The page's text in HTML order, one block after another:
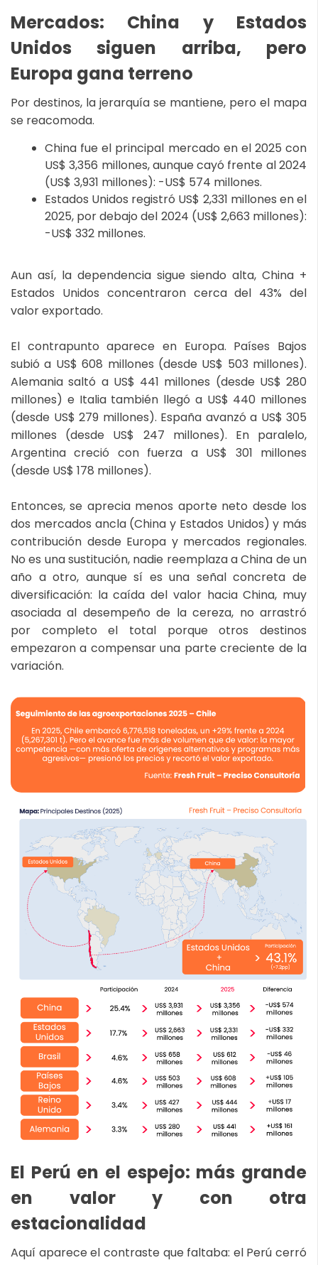
Mercados: China y Estados
Unidos siguen arriba, pero
Europa gana terreno
Por destinos, la jerarquía se mantiene, pero el mapa
se reacomoda.
China fue el principal mercado en el 2025 con
US$ 3,356 millones, aunque cayó frente al 2024
(US$ 3,931 millones): -US$ 574 millones.
Estados Unidos registró US$ 2,331 millones en el
2025, por debajo del 2024 (US$ 2,663 millones):
-US$ 332 millones.
Aun así, la dependencia sigue siendo alta, China +
Estados Unidos concentraron cerca del 43% del
valor exportado.
El contrapunto aparece en Europa. Países Bajos
subió a US$ 608 millones (desde US$ 503 millones).
Alemania saltó a US$ 441 millones (desde US$ 280
millones) e Italia también llegó a US$ 440 millones
(desde US$ 279 millones). España avanzó a US$ 305
millones (desde US$ 247 millones). En paralelo,
Argentina creció con fuerza a US$ 301 millones
(desde US$ 178 millones).
Entonces, se aprecia menos aporte neto desde los
dos mercados ancla (China y Estados Unidos) y más
contribución desde Europa y mercados regionales.
No es una sustitución, nadie reemplaza a China de un
año a otro, aunque sí es una señal concreta de
diversificación: la caída del valor hacia China, muy
asociada al desempeño de la cereza, no arrastró
por completo el total porque otros destinos
empezaron a compensar una parte creciente de la
variación.
El Perú en el espejo: más grande
en valor y con otra
estacionalidad
Aquí aparece el contraste que faltaba: el Perú cerró